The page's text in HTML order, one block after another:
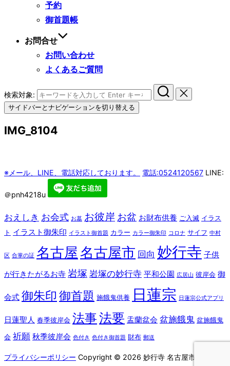
予約
御首題帳
お問合せ
お問い合わせ
よくあるご質問
検索対象:
サイドバーとナビゲーションを切り替える
IMG_8104
※メール、LINE、電話対応しております。 電話:0524120567 LINE:
＠pnh4218u
おえしき お会式 お墓 お彼岸 お盆 お財布供養 ご入滅 イラス
ト イラスト御朱印 イラスト御首題 カラー カラー御朱印 コロナ サイフ 中村
区 合掌の証 名古屋名古屋市 回向 妙行寺 子供
が行きたがるお寺 岩塚 岩塚の妙行寺 平和公園 広居山 彼岸会 御
会式 御朱印 御首題 施餓鬼供養 日蓮宗 日蓮宗公式アプリ
日蓮聖人 春季彼岸会 法事法要 盂蘭盆会 盆施餓鬼 盆施餓鬼
会 祈願 秋季彼岸会 色付き 色付き御首題 財布 郵送
プライバシーポリシー Copyright © 2026 妙行寺 名古屋市 中村区